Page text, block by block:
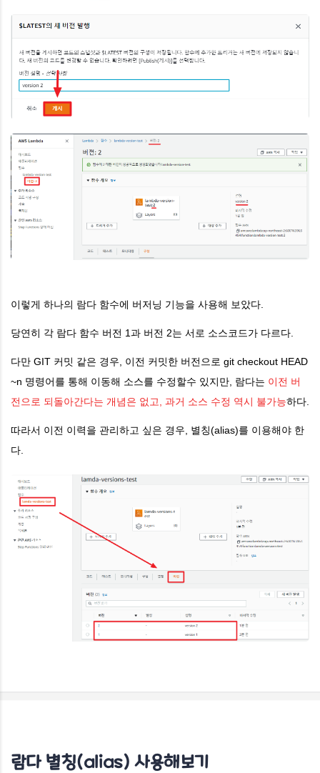
이렇게 하나의 람다 함수에 버저닝 기능을 사용해 보았다.
당연히 각 람다 함수 버전 1과 버전 2는 서로 소스코드가 다르다.
다만 GIT 커밋 같은 경우, 이전 커밋한 버전으로 git checkout HEAD
~n 명령어를 통해 이동해 소스를 수정할수 있지만, 람다는 이전 버
전으로 되돌아간다는 개념은 없고, 과거 소스 수정 역시 불가능하다.
따라서 이전 이력을 관리하고 싶은 경우, 별칭(alias)를 이용해야 한
다.
람다 별칭(alias) 사용해보기